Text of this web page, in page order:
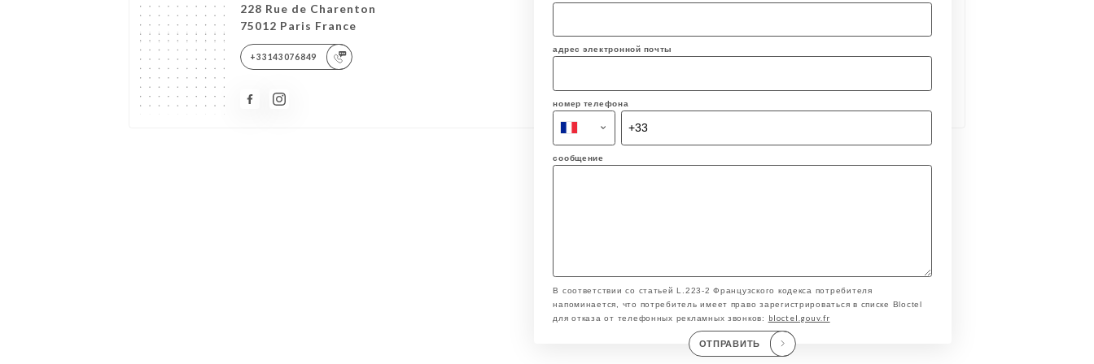
228 Rue de Charenton
75012 Paris France
+33143076849
адрес электронной почты
номер телефона
сообщение
В соответствии со статьей L.223-2 Французского кодекса потребителя
напоминается, что потребитель имеет право зарегистрироваться в списке Bloctel
для отказа от телефонных рекламных звонков:
bloctel.gouv.fr
ОТПРАВИТЬ